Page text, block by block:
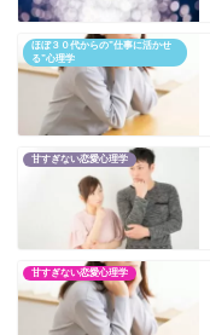
ほぼ３０代からの”仕事に活かせ
る”心理学
甘すぎない恋愛心理学
甘すぎない恋愛心理学